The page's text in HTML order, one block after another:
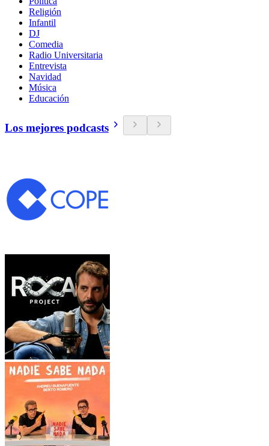
Religión
Infantil
DJ
Comedia
Radio Universitaria
Entrevista
Navidad
Música
Educación
Los mejores podcasts